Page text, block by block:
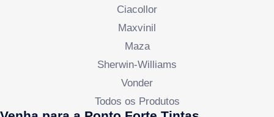
Ciacollor
Maxvinil
Maza
Sherwin-Williams
Vonder
Todos os Produtos